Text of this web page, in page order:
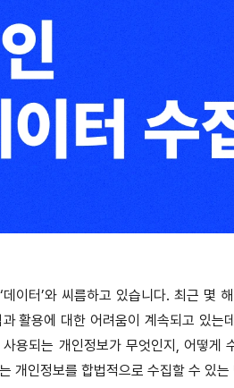
이터’와 씨름하고 있습니다. 최근 몇
활용에 대한 어려움이 계속되고 있는
용되는 개인정보가 무엇인지, 어떻게
개인정보를 합법적으로 수집할 수 있